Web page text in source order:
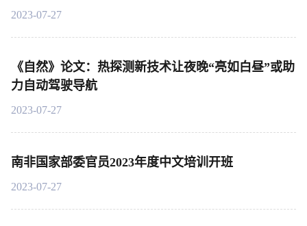
2023-07-27
《自然》论文：热探测新技术让夜晚“亮如白昼”或助
力自动驾驶导航
2023-07-27
南非国家部委官员2023年度中文培训开班
2023-07-27